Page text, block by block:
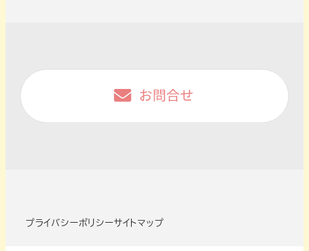
プライバシーポリシーサイトマップ